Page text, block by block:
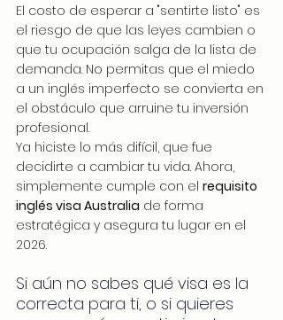
El costo de esperar a "sentirte listo" es
el riesgo de que las leyes cambien o
que tu ocupación salga de la lista de
demanda. No permitas que el miedo
a un inglés imperfecto se convierta en
el obstáculo que arruine tu inversión
profesional.
Ya hiciste lo más difícil, que fue
decidirte a cambiar tu vida. Ahora,
simplemente cumple con el requisito
inglés visa Australia de forma
estratégica y asegura tu lugar en el
2026.
Si aún no sabes qué visa es la
correcta para ti, o si quieres